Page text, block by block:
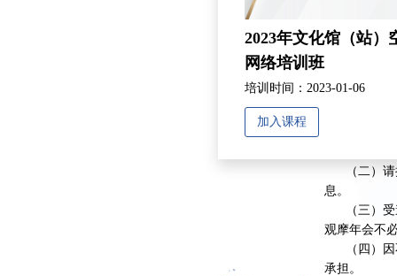
（三）参会
已交纳的住
（二）请
息。
（三）受
观摩年会不
（四）因
承担。
2023年文化馆（站）
网络培训班
培训时间：2023-01-06
加入课程